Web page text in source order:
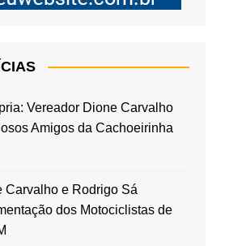
Vereador Dione Carvalho
Amigos da Cachoeirinha
Carvalho e Rodrigo Sá
dos Motociclistas de